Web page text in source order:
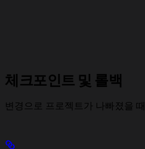
체크포인트 및 롤백
변경으로 프로젝트가 나빠졌을